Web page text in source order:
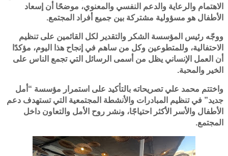
الاهتمام والرعاية والدعم النفسي والمعنوي، موضحًا أن إسعاد
الأطفال هو مسؤولية مشتركة بين جميع أفراد المجتمع.
ووجّه رئيس المؤسسة الشكر والتقدير لكل القائمين على تنظيم
الاحتفالية، وللمتطوعين وكل من ساهم في إنجاح هذا اليوم، مؤكدًا
أن العمل الإنساني يظل من أسمى الرسائل التي تجمع الناس على
الخير والمحبة.
واختتم محمد علي تصريحاته بالتأكيد على استمرار مؤسسة “أمل
جديد” في تنظيم المبادرات والأنشطة المجتمعية التي تستهدف دعم
الأطفال والأسر الأكثر احتياجًا، ونشر روح الأمل والتعاون داخل
المجتمع.